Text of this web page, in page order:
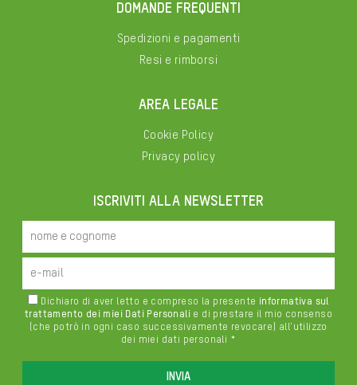
DOMANDE FREQUENTI
Spedizioni e pagamenti
Resi e rimborsi
AREA LEGALE
Cookie Policy
Privacy policy
ISCRIVITI ALLA NEWSLETTER
Dichiaro di aver letto e compreso la presente informativa sul
trattamento dei miei Dati Personali e di prestare il mio consenso
(che potrò in ogni caso successivamente revocare) all'utilizzo
dei miei dati personali *